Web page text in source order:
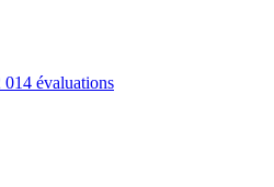
014 évaluations